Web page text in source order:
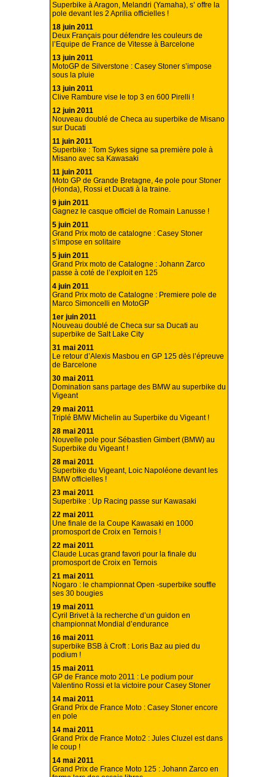
Superbike à Aragon, Melandri (Yamaha), s’ offre la
pole devant les 2 Aprilia officielles !
18 juin 2011
Deux Français pour défendre les couleurs de
l’Equipe de France de Vitesse à Barcelone
13 juin 2011
MotoGP de Silverstone : Casey Stoner s’impose
sous la pluie
13 juin 2011
Clive Rambure vise le top 3 en 600 Pirelli !
12 juin 2011
Nouveau doublé de Checa au superbike de Misano
sur Ducati
11 juin 2011
Superbike : Tom Sykes signe sa première pole à
Misano avec sa Kawasaki
11 juin 2011
Moto GP de Grande Bretagne, 4e pole pour Stoner
(Honda), Rossi et Ducati à la traine.
9 juin 2011
Gagnez le casque officiel de Romain Lanusse !
5 juin 2011
Grand Prix moto de catalogne : Casey Stoner
s’impose en solitaire
5 juin 2011
Grand Prix moto de Catalogne : Johann Zarco
passe à coté de l’exploit en 125
4 juin 2011
Grand Prix moto de Catalogne : Premiere pole de
Marco Simoncelli en MotoGP
1er juin 2011
Nouveau doublé de Checa sur sa Ducati au
superbike de Salt Lake City
31 mai 2011
Le retour d’Alexis Masbou en GP 125 dès l’épreuve
de Barcelone
30 mai 2011
Domination sans partage des BMW au superbike du
Vigeant
29 mai 2011
Triplé BMW Michelin au Superbike du Vigeant !
28 mai 2011
Nouvelle pole pour Sébastien Gimbert (BMW) au
Superbike du Vigeant !
28 mai 2011
Superbike du Vigeant, Loic Napoléone devant les
BMW officielles !
23 mai 2011
Superbike : Up Racing passe sur Kawasaki
22 mai 2011
Une finale de la Coupe Kawasaki en 1000
promosport de Croix en Ternois !
22 mai 2011
Claude Lucas grand favori pour la finale du
promosport de Croix en Ternois
21 mai 2011
Nogaro : le championnat Open -superbike souffle
ses 30 bougies
19 mai 2011
Cyril Brivet à la recherche d’un guidon en
championnat Mondial d’endurance
16 mai 2011
superbike BSB à Croft : Loris Baz au pied du
podium !
15 mai 2011
GP de France moto 2011 : Le podium pour
Valentino Rossi et la victoire pour Casey Stoner
14 mai 2011
Grand Prix de France Moto : Casey Stoner encore
en pole
14 mai 2011
Grand Prix de France Moto2 : Jules Cluzel est dans
le coup !
14 mai 2011
Grand Prix de France Moto 125 : Johann Zarco en